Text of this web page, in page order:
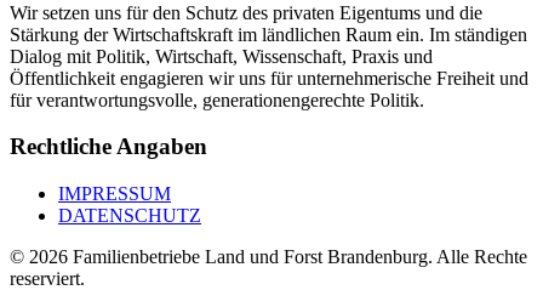
Wir setzen uns für den Schutz des privaten Eigentums und die
Stärkung der Wirtschaftskraft im ländlichen Raum ein. Im ständigen
Dialog mit Politik, Wirtschaft, Wissenschaft, Praxis und
Öffentlichkeit engagieren wir uns für unternehmerische Freiheit und
für verantwortungsvolle, generationengerechte Politik.
Rechtliche Angaben
IMPRESSUM
DATENSCHUTZ
© 2026 Familienbetriebe Land und Forst Brandenburg. Alle Rechte
reserviert.